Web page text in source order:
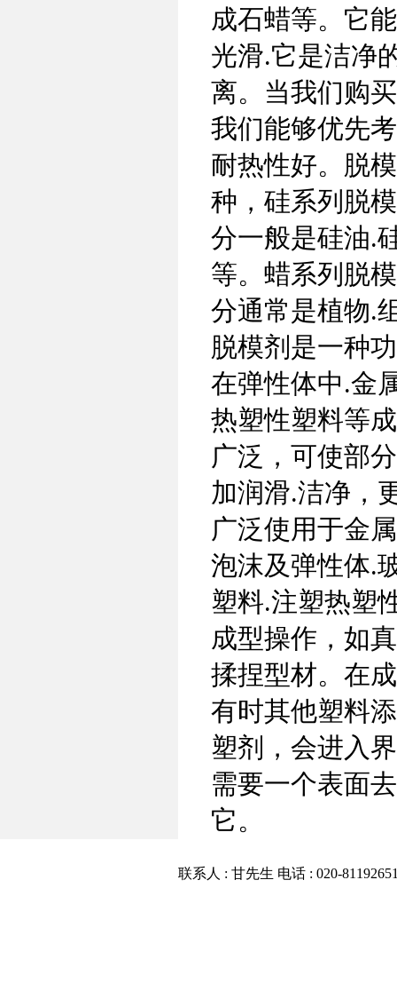
成石蜡等。它
光滑.它是洁净
离。当我们购
我们能够优先
耐热性好。脱
种，硅系列脱
分一般是硅油.
等。蜡系列脱
分通常是植物.
脱模剂是一种
在弹性体中.金
热塑性塑料等
广泛，可使部
加润滑.洁净，
广泛使用于金
泡沫及弹性体.
塑料.注塑热塑
成型操作，如
揉捏型材。在
有时其他塑料
塑剂，会进入
需要一个表面
它。
联系人 : 甘先生 电话 : 020-